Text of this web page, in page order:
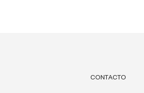
CONTACTO